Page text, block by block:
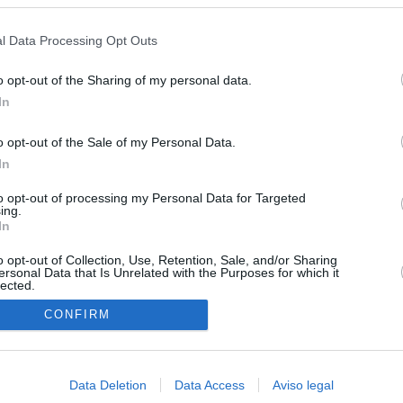
Data Processing Opt Outs
opt-out of the Sharing of my personal data.
opt-out of the Sale of my Personal Data.
opt-out of processing my Personal Data for Targeted
opt-out of Collection, Use, Retention, Sale, and/or Sharing
Data that Is Unrelated with the Purposes for which it
CONFIRM
Data Deletion Data Access Aviso legal
por los incendios
de los honorarios de la inmobiliaria a la estimación de venta
era de la impunidad
juzgar a la alcaldesa de Alcalá por la filtración de informes
a la jefa" Ayuso
dentro de los grupos de WhatsApp, Facebook e Instagram
nuevo cruce a Ceuta desde Marruecos para el 15 de agosto